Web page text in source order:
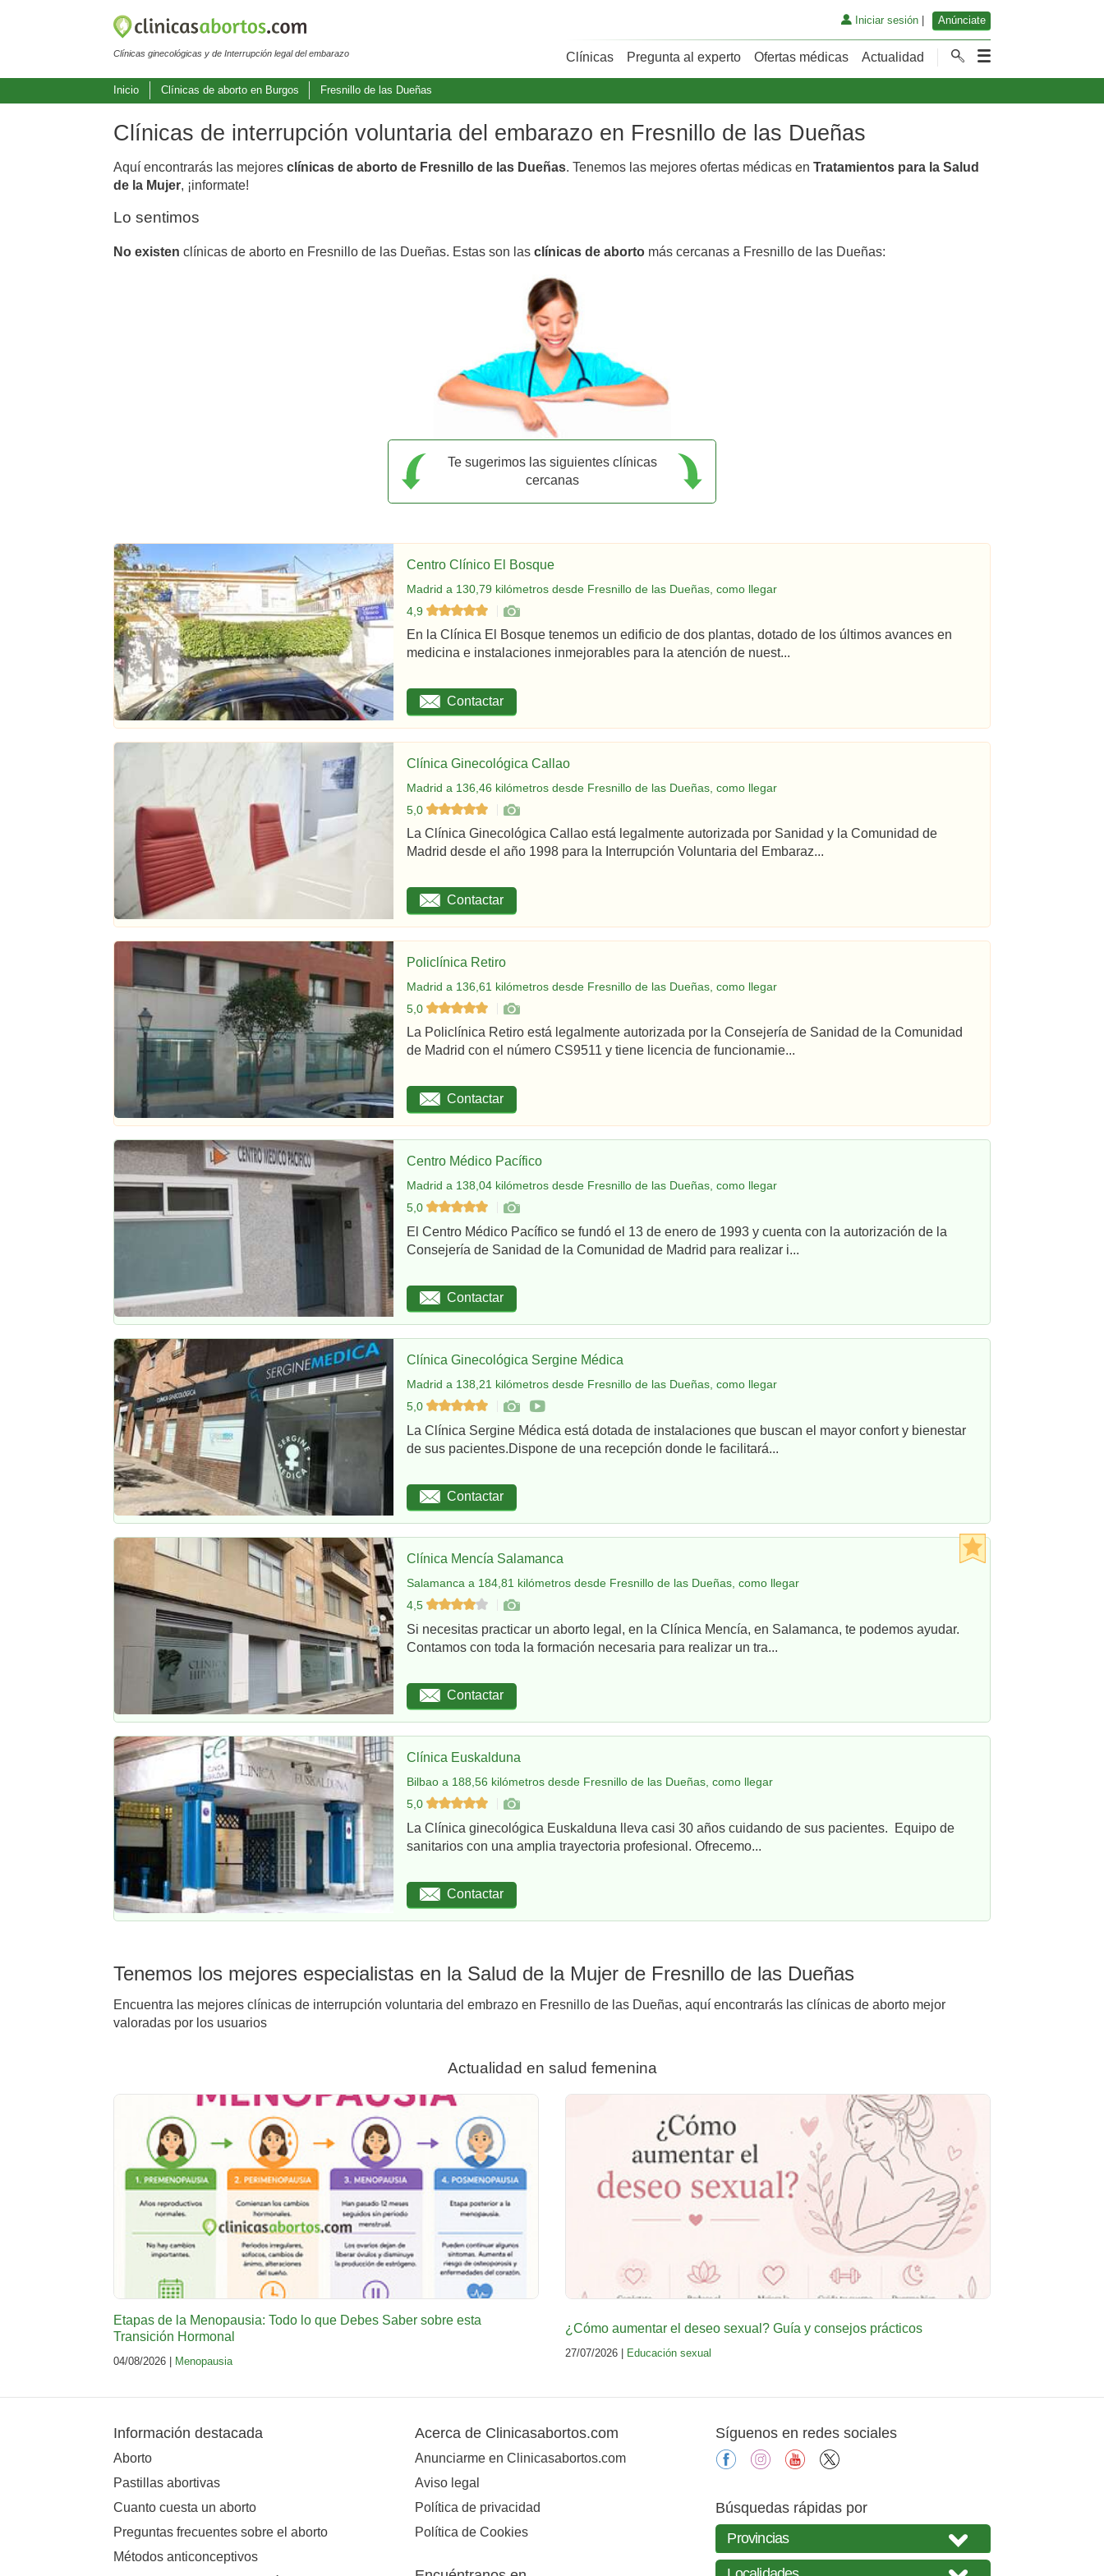
Clínicas ginecológicas y de Interrupción legal del embarazo
Iniciar sesión| Anúnciate
Clínicas Pregunta al experto Ofertas médicas Actualidad
Inicio Clínicas de aborto en Burgos Fresnillo de las Dueñas
Clínicas de interrupción voluntaria del embarazo en Fresnillo de las Dueñas
Aquí encontrarás las mejores clínicas de aborto de Fresnillo de las Dueñas. Tenemos las mejores ofertas médicas en Tratamientos para la Salud
de la Mujer, ¡informate!
Lo sentimos
No existen clínicas de aborto en Fresnillo de las Dueñas. Estas son las clínicas de aborto más cercanas a Fresnillo de las Dueñas:
Te sugerimos las siguientes clínicas
cercanas
Centro Clínico El Bosque
Madrid a 130,79 kilómetros desde Fresnillo de las Dueñas, como llegar
4,9
En la Clínica El Bosque tenemos un edificio de dos plantas, dotado de los últimos avances en
medicina e instalaciones inmejorables para la atención de nuest...
Contactar
Clínica Ginecológica Callao
Madrid a 136,46 kilómetros desde Fresnillo de las Dueñas, como llegar
5,0
La Clínica Ginecológica Callao está legalmente autorizada por Sanidad y la Comunidad de
Madrid desde el año 1998 para la Interrupción Voluntaria del Embaraz...
Contactar
Policlínica Retiro
Madrid a 136,61 kilómetros desde Fresnillo de las Dueñas, como llegar
5,0
La Policlínica Retiro está legalmente autorizada por la Consejería de Sanidad de la Comunidad
de Madrid con el número CS9511 y tiene licencia de funcionamie...
Contactar
Centro Médico Pacífico
Madrid a 138,04 kilómetros desde Fresnillo de las Dueñas, como llegar
5,0
El Centro Médico Pacífico se fundó el 13 de enero de 1993 y cuenta con la autorización de la
Consejería de Sanidad de la Comunidad de Madrid para realizar i...
Contactar
Clínica Ginecológica Sergine Médica
Madrid a 138,21 kilómetros desde Fresnillo de las Dueñas, como llegar
5,0
La Clínica Sergine Médica está dotada de instalaciones que buscan el mayor confort y bienestar
de sus pacientes.Dispone de una recepción donde le facilitará...
Contactar
Clínica Mencía Salamanca
Salamanca a 184,81 kilómetros desde Fresnillo de las Dueñas, como llegar
4,5
Si necesitas practicar un aborto legal, en la Clínica Mencía, en Salamanca, te podemos ayudar.
Contamos con toda la formación necesaria para realizar un tra...
Contactar
Clínica Euskalduna
Bilbao a 188,56 kilómetros desde Fresnillo de las Dueñas, como llegar
5,0
La Clínica ginecológica Euskalduna lleva casi 30 años cuidando de sus pacientes. Equipo de
sanitarios con una amplia trayectoria profesional. Ofrecemo...
Contactar
Tenemos los mejores especialistas en la Salud de la Mujer de Fresnillo de las Dueñas
Encuentra las mejores clínicas de interrupción voluntaria del embrazo en Fresnillo de las Dueñas, aquí encontrarás las clínicas de aborto mejor
valoradas por los usuarios
Actualidad en salud femenina
Etapas de la Menopausia: Todo lo que Debes Saber sobre esta
Transición Hormonal
04/08/2026 | Menopausia
¿Cómo aumentar el deseo sexual? Guía y consejos prácticos
27/07/2026 | Educación sexual
Información destacada
Aborto
Pastillas abortivas
Cuanto cuesta un aborto
Preguntas frecuentes sobre el aborto
Métodos anticonceptivos
Acerca de Clinicasabortos.com
Anunciarme en Clinicasabortos.com
Aviso legal
Política de privacidad
Política de Cookies
Síguenos en redes sociales
facebookinstagramyoutube
Búsquedas rápidas por